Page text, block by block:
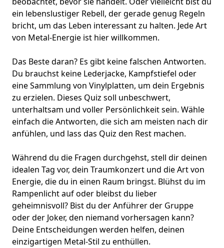
ein lebenslustiger Rebell, der gerade genug Regeln
bricht, um das Leben interessant zu halten. Jede Art
von Metal-Energie ist hier willkommen.
Das Beste daran? Es gibt keine falschen Antworten.
Du brauchst keine Lederjacke, Kampfstiefel oder
eine Sammlung von Vinylplatten, um dein Ergebnis
zu erzielen. Dieses Quiz soll unbeschwert,
unterhaltsam und voller Persönlichkeit sein. Wähle
einfach die Antworten, die sich am meisten nach dir
anfühlen, und lass das Quiz den Rest machen.
Während du die Fragen durchgehst, stell dir deinen
idealen Tag vor, dein Traumkonzert und die Art von
Energie, die du in einen Raum bringst. Blühst du im
Rampenlicht auf oder bleibst du lieber
geheimnisvoll? Bist du der Anführer der Gruppe
oder der Joker, den niemand vorhersagen kann?
Deine Entscheidungen werden helfen, deinen
einzigartigen Metal-Stil zu enthüllen.